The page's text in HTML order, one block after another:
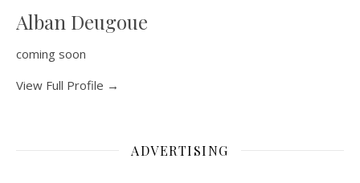
Alban Deugoue
coming soon
View Full Profile →
ADVERTISING